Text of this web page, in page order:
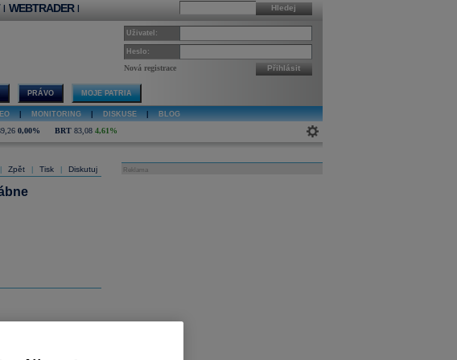
Hledej
| WEBTRADER |
Uživatel:
Heslo:
Nová registrace Přihlásit
PRÁVO MOJE PATRIA
MONITORING DISKUSE BLOG
0,00% BRT 83,08 4,61%
Zpět Tisk Diskutuj Reklama